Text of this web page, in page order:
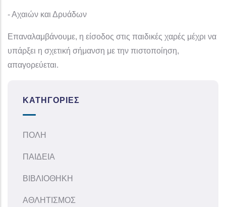
- Αχαιών και Δρυάδων
Επαναλαμβάνουμε, η είσοδος στις παιδικές χαρές μέχρι να
υπάρξει η σχετική σήμανση με την πιστοποίηση,
απαγορεύεται.
ΚΑΤΗΓΟΡΊΕΣ
ΠΟΛΗ
ΠΑΙΔΕΙΑ
ΒΙΒΛΙΟΘΗΚΗ
ΑΘΛΗΤΙΣΜΟΣ